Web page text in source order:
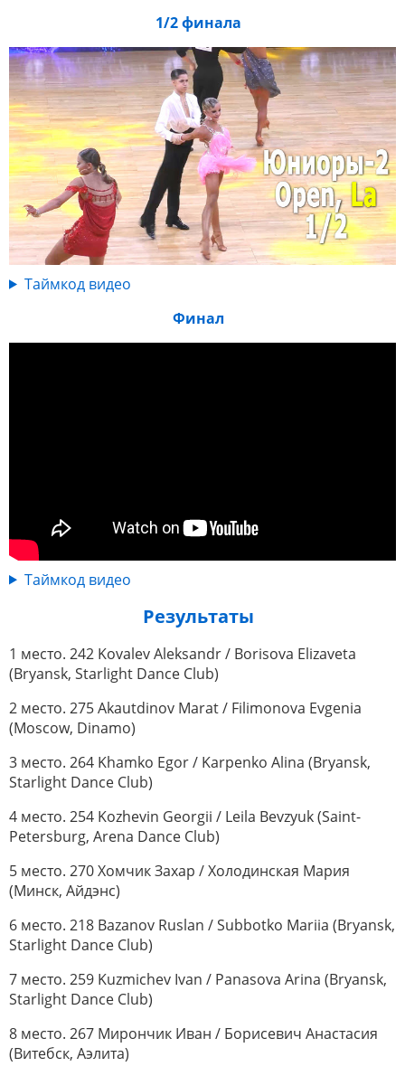
1/2 финала
Таймкод видео
Финал
Таймкод видео
Результаты
1 место. 242 Kovalev Aleksandr / Borisova Elizaveta
(Bryansk, Starlight Dance Club)
2 место. 275 Akautdinov Marat / Filimonova Evgenia
(Moscow, Dinamo)
3 место. 264 Khamko Egor / Karpenko Alina (Bryansk,
Starlight Dance Club)
4 место. 254 Kozhevin Georgii / Leila Bevzyuk (Saint-
Petersburg, Arena Dance Club)
5 место. 270 Хомчик Захар / Холодинская Мария
(Минск, Айдэнс)
6 место. 218 Bazanov Ruslan / Subbotko Mariia (Bryansk,
Starlight Dance Club)
7 место. 259 Kuzmichev Ivan / Panasova Arina (Bryansk,
Starlight Dance Club)
8 место. 267 Мирончик Иван / Борисевич Анастасия
(Витебск, Аэлита)